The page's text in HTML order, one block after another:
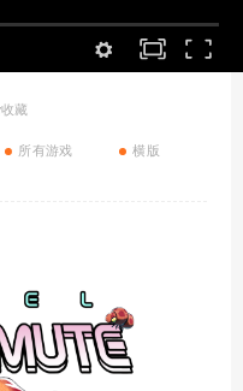
收藏
所有游戏 横版